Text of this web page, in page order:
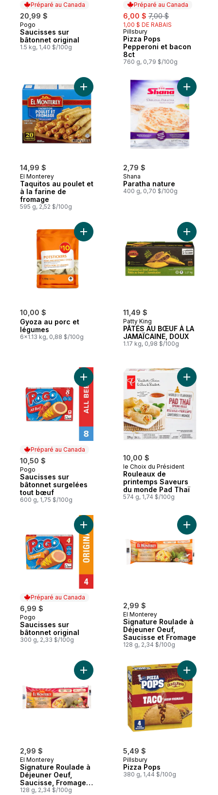
Préparé au Canada
20,99 $
Préparé au Canada
Pogo
Saucisses sur
bâtonnet original
1.5 kg, 1,40 $/100g
Préparé au Canada
sale:
6,00 $ , formerly:
7,00 $
1,00 $ DE RABAIS
Préparé au Canada
Pillsbury
Pizza Pops
Pepperoni et bacon
8ct
760 g, 0,79 $/100g
14,99 $
El Monterey
Taquitos au poulet et
à la farine de
fromage
595 g, 2,52 $/100g
Ajouter Taquitos au poulet et à la farine
2,79 $
Shana
Paratha nature
400 g, 0,70 $/100g
Ajouter
10,00 $
Gyoza au porc et
légumes
6x1.13 kg, 0,88 $/100g
Ajouter Gyoza au porc et légumes au
11,49 $
Patty King
PÂTÉS AU BŒUF À LA
JAMAÏCAINE, DOUX
1.17 kg, 0,98 $/100g
Ajouter
Préparé au Canada
10,50 $
Préparé au Canada
Pogo
Saucisses sur
bâtonnet surgelées
tout bœuf
600 g, 1,75 $/100g
Ajouter Saucisses sur bâtonnet
10,00 $
le Choix du Président
Rouleaux de
printemps Saveurs
du monde Pad Thaï
574 g, 1,74 $/100g
Ajouter
Préparé au Canada
6,99 $
Préparé au Canada
Pogo
Saucisses sur
bâtonnet original
300 g, 2,33 $/100g
Ajouter Saucisses sur bâtonnet original
2,99 $
El Monterey
Signature Roulade à
Déjeuner Oeuf,
Saucisse et Fromage
128 g, 2,34 $/100g
Ajouter
2,99 $
El Monterey
Signature Roulade à
Déjeuner Oeuf,
Saucisse, Fromage
et Pomme de Terre
128 g, 2,34 $/100g
Ajouter Signature Roulade à Déjeuner
5,49 $
Pillsbury
Pizza Pops
380 g, 1,44 $/100g
Ajouter